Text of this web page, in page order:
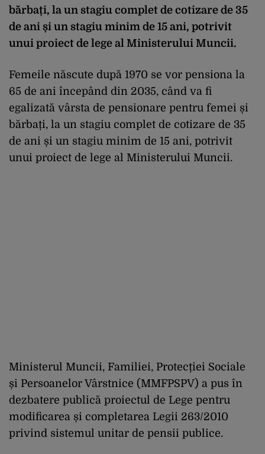
bărbați, la un stagiu complet de cotizare de 35
de ani și un stagiu minim de 15 ani, potrivit
unui proiect de lege al Ministerului Muncii.
Femeile născute după 1970 se vor pensiona la
65 de ani începând din 2035, când va fi
egalizată vârsta de pensionare pentru femei și
bărbați, la un stagiu complet de cotizare de 35
de ani și un stagiu minim de 15 ani, potrivit
unui proiect de lege al Ministerului Muncii.
Ministerul Muncii, Familiei, Protecției Sociale
și Persoanelor Vârstnice (MMFPSPV) a pus în
dezbatere publică proiectul de Lege pentru
modificarea și completarea Legii 263/2010
privind sistemul unitar de pensii publice.